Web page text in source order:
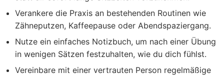
Verankere die Praxis an bestehenden Routinen wie
Zähneputzen, Kaffeepause oder Abendspaziergang.
Nutze ein einfaches Notizbuch, um nach einer Übung
in wenigen Sätzen festzuhalten, wie du dich fühlst.
Vereinbare mit einer vertrauten Person regelmäßige